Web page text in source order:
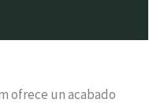
ofrece un acabado